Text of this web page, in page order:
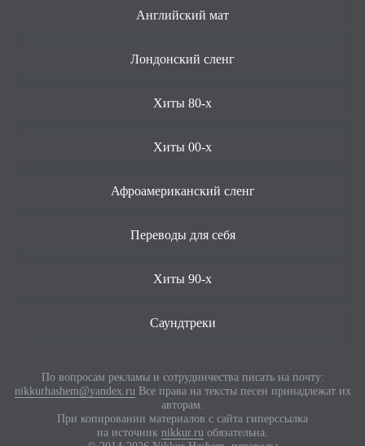
Английский мат
Лондонский сленг
Хиты 80-х
Хиты 00-х
Афроамериканский сленг
Переводы для себя
Хиты 90-х
Саундтреки
По вопросам рекламы и сотрудничества писать на почту:
nikkurhashem@yandex.ruВсе права на тексты песен принадлежат их
авторам.
При копировании материалов с сайта гиперссылка
на источник nikkur.ru обязательна.